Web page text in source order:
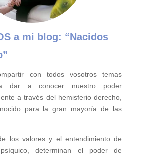
a mi blog: “Nacidos
con todos vosotros temas
dar a conocer nuestro poder
a través del hemisferio derecho,
para la gran mayoría de las
los valores y el entendimiento de
determinan el poder de